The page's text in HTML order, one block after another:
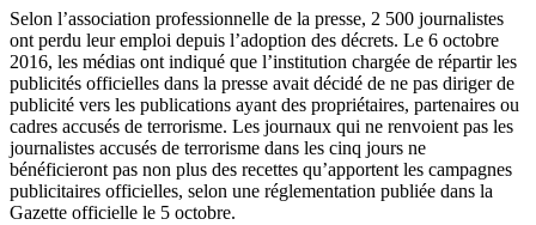
Selon l’association professionnelle de la presse, 2 500 journalistes
ont perdu leur emploi depuis l’adoption des décrets. Le 6 octobre
2016, les médias ont indiqué que l’institution chargée de répartir les
publicités officielles dans la presse avait décidé de ne pas diriger de
publicité vers les publications ayant des propriétaires, partenaires ou
cadres accusés de terrorisme. Les journaux qui ne renvoient pas les
journalistes accusés de terrorisme dans les cinq jours ne
bénéficieront pas non plus des recettes qu’apportent les campagnes
publicitaires officielles, selon une réglementation publiée dans la
Gazette officielle le 5 octobre.